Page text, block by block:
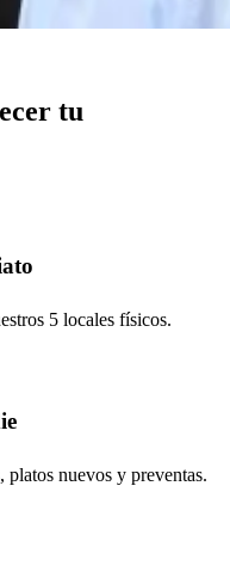
tu
5 locales físicos.
nuevos y preventas.